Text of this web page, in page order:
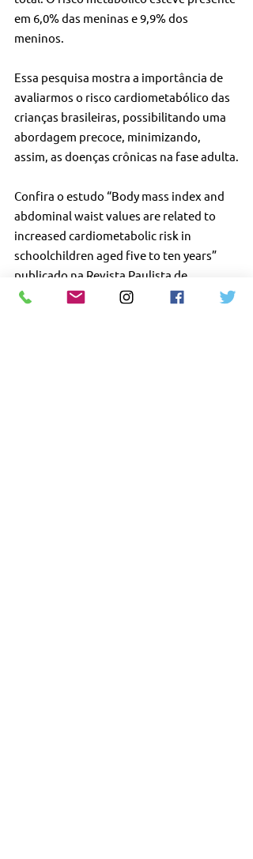
em 6,0% das meninas e 9,9% dos
meninos.
Essa pesquisa mostra a importância de
avaliarmos o risco cardiometabólico das
crianças brasileiras, possibilitando uma
abordagem precoce, minimizando,
assim, as doenças crônicas na fase adulta.
Confira o estudo “Body mass index and
abdominal waist values are related to
increased cardiometabolic risk in
schoolchildren aged five to ten years”
publicado na Revista Paulista de
Pediatria, acessando o PDF